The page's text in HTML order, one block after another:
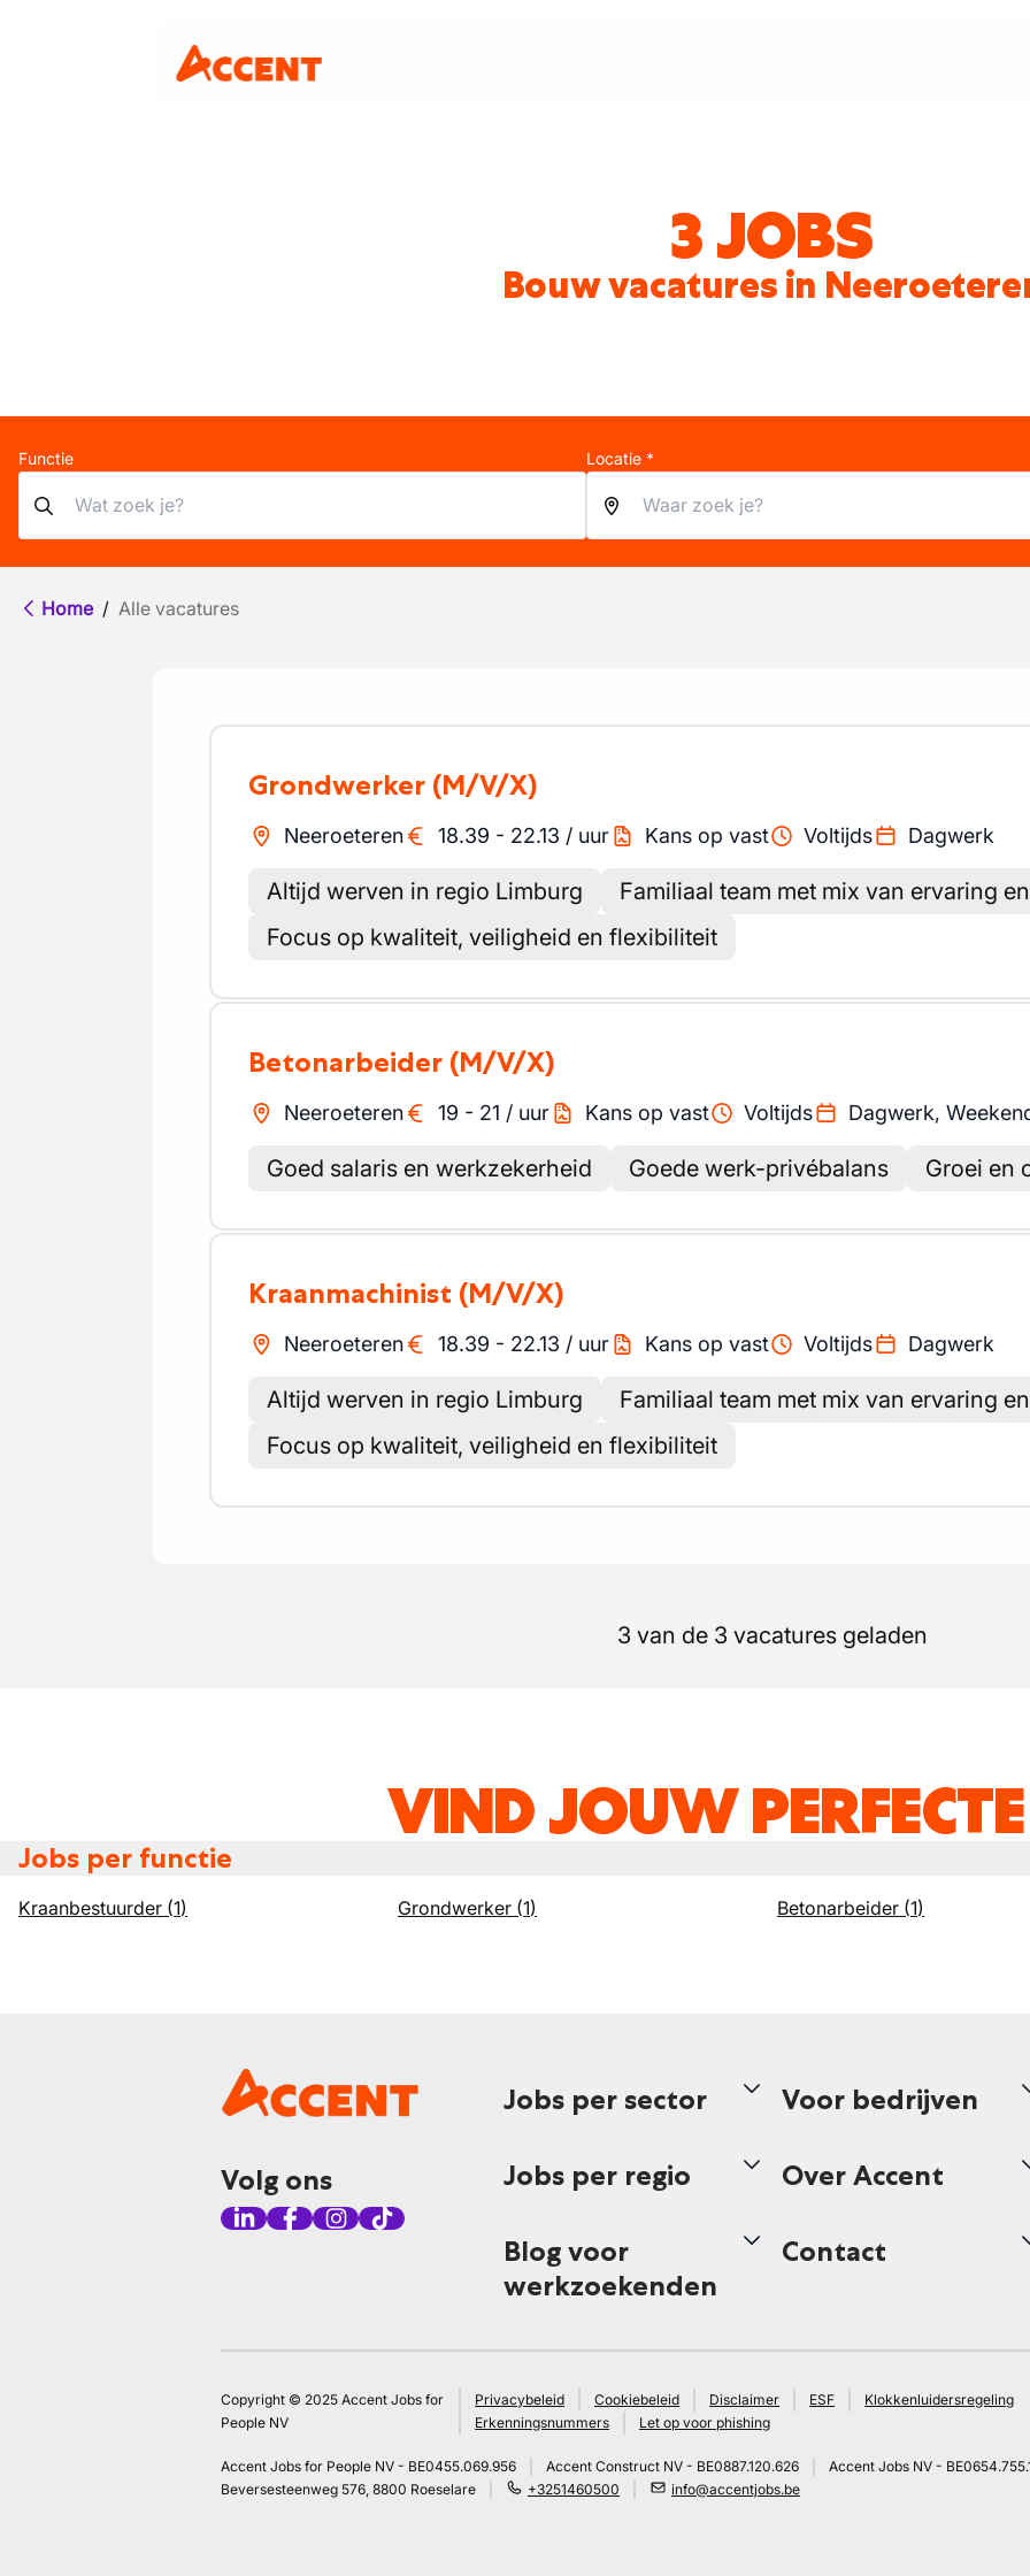
3 JOBS
Bouw vacatures in
Functie Locatie *
Home / Alle vacatures
Grondwerker (M/V/X)
Neeroeteren 18.39 - 22.13 / uur Kans op vast Voltijds Dagwerk
Altijd werven in regio Limburg
Familiaal team met mix van ervaring
Focus op kwaliteit, veiligheid en flexibiliteit
Betonarbeider (M/V/X)
Neeroeteren 19 - 21 / uur Kans op vast Voltijds Dagwerk,
Goed salaris en werkzekerheid Goede werk-privébalans Groei en
Kraanmachinist (M/V/X)
Neeroeteren 18.39 - 22.13 / uur Kans op vast Voltijds Dagwerk
Altijd werven in regio Limburg
Familiaal team met mix van ervaring
Focus op kwaliteit, veiligheid en flexibiliteit
3 van de 3 vacatures geladen
VIND JOUW
Jobs per functie
Kraanbestuurder (1) Grondwerker (1) Betonarbeider (1)
Volg ons
Jobs per sector
Jobs per regio
Blog voor
werkzoekenden
Voor bedrijven
Over Accent
Contact
Copyright © 2025 Accent Jobs for
People NV
Privacybeleid Cookiebeleid Disclaimer ESF
Klokkenluidersregeling
Erkenningsnummers
Let op voor phishing
Accent Jobs for People NV - BE0455.069.956 Accent Construct NV - BE0887.120.626
Accent Jobs NV -
Beversesteenweg 576, 8800 Roeselare
+3251460500 info@accentjobs.be